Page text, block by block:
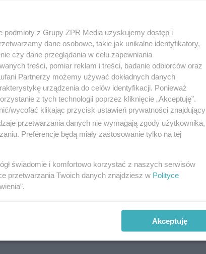
krzewo zwartym i gęstym pokroju,
Jego największą ozdobą są drobne,
, choć są nieco bardziej zaokrąglone i
kwiaty, które są często ukryte wśród
owoce, które utrzymują się na
podmioty z Grupy ZPR Media uzyskujemy dostęp i
dane osobowe, takie jak unikalne identyfikatory,
czy dane przeglądania w celu zapewniania
treści, pomiar reklam i treści, badanie odbiorców oraz
Partnerzy możemy używać dokładnych danych
urządzenia do celów identyfikacji. Ponieważ
z tych technologii poprzez kliknięcie „Akceptuję”.
wycofać klikając przycisk ustawień prywatności znajdujący
przetwarzania danych nie wymagają zgody użytkownika,
Preferencje będą miały zastosowanie tylko na tej
świadomie i komfortowo korzystać z naszych serwisów
przetwarzania Twoich danych znajdziesz w Polityce
Akceptuję